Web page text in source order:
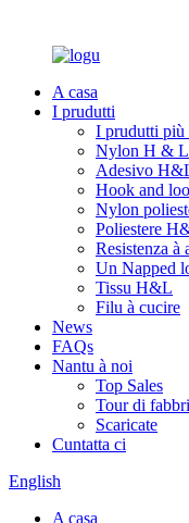
A casa
I prudutti
I prudutti più
Nylon H & L
Adesivo
Hook and
Nylon
Poliestere
Resistenza
Un Napped
Tissu H&L
Filu à cucire
News
FAQs
Nantu à noi
Top Sales
Tour di
Scaricate
Cuntatta ci
English
A casa